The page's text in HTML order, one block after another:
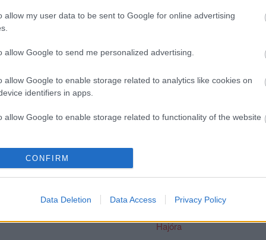
allow my user data to be sent to Google for online advertising
allow Google to send me personalized advertising.
allow Google to enable storage related to analytics like cookies on
identifiers in apps.
allow Google to enable storage related to functionality of the website
allow Google to enable storage related to personalization.
functionality and fraud prevention, and other user protection.
CONFIRM
Data Deletion Data Access Privacy Policy
A további időpontokért és a program részletes leírásáért
Recorder a Facebookon. Még több Recorder, ott, igen.
Az egyik
legnagyobb New
Marc Ribot az
A38-on játszik a
pszichedelikus
szombaton
Sababa 5 az
találkozása – a
Khirki májusban
Hajóra